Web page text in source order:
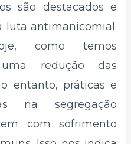
são destacados e
luta antimanicomial.
como temos
redução das
entanto, práticas e
na segregação
com sofrimento